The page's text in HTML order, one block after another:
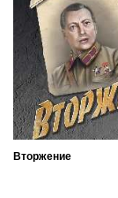
Вторжение